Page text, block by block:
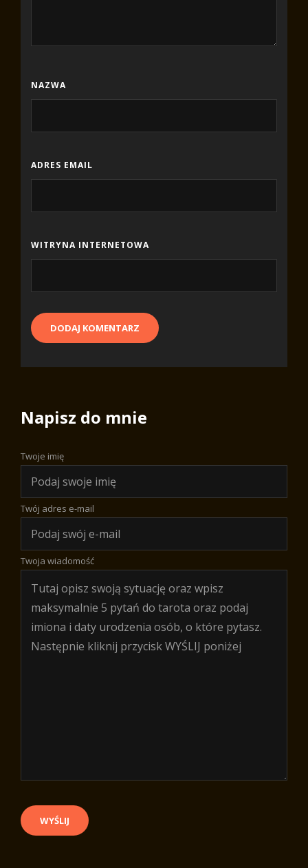
NAZWA
ADRES EMAIL
WITRYNA INTERNETOWA
Napisz do mnie
Twoje imię
Twój adres e-mail
Twoja wiadomość